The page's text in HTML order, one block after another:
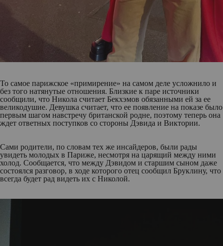
То самое парижское «примирение» на самом деле усложнило и
без того натянутые отношения. Близкие к паре источники
сообщили, что Никола считает Бекхэмов обязанными ей за ее
великодушие. Девушка считает, что ее появление на показе было
первым шагом навстречу британской родне, поэтому теперь она
ждет ответных поступков со стороны Дэвида и Виктории.
Сами родители, по словам тех же инсайдеров, были рады
увидеть молодых в Париже, несмотря на царящий между ними
холод. Сообщается, что между Дэвидом и старшим сыном даже
состоялся разговор, в ходе которого отец сообщил Бруклину, что
всегда будет рад видеть их с Николой.